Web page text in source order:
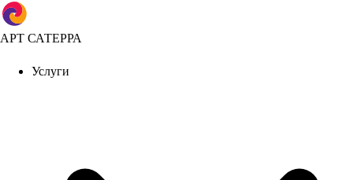
АРТ САТЕРРА
Услуги